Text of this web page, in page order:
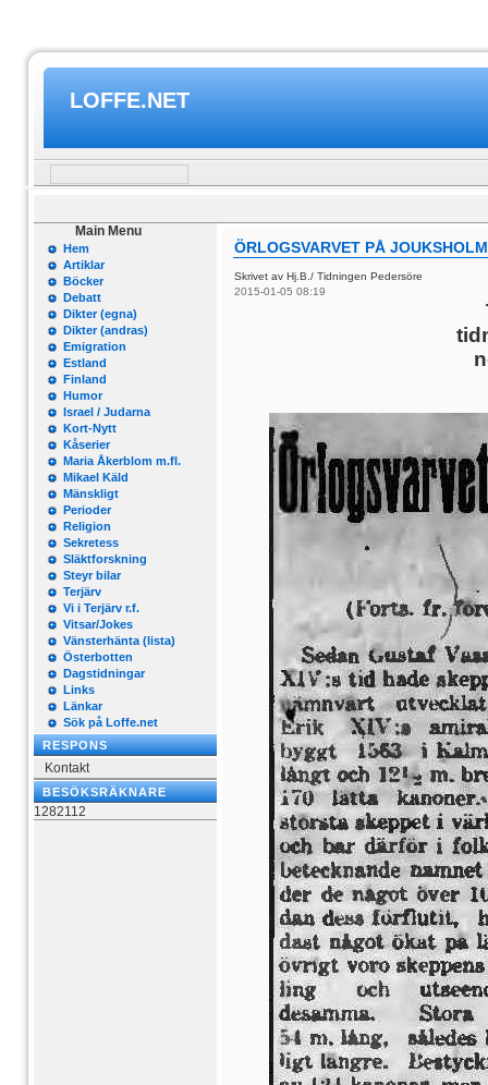
LOFFE.NET
Main Menu
Hem
Artiklar
Böcker
Debatt
Dikter (egna)
Dikter (andras)
Emigration
Estland
Finland
Humor
Israel / Judarna
Kort-Nytt
Kåserier
Maria Åkerblom m.fl.
Mikael Käld
Mänskligt
Perioder
Religion
Sekretess
Släktforskning
Steyr bilar
Terjärv
Vi i Terjärv r.f.
Vitsar/Jokes
Vänsterhänta (lista)
Österbotten
Dagstidningar
Links
Länkar
Sök på Loffe.net
RESPONS
Kontakt
BESÖKSRÄKNARE
1282112
ÖRLOGSVARVET PÅ
Skrivet av Hj.B./ Tidningen Pedersöre
2015-01-05 08:19